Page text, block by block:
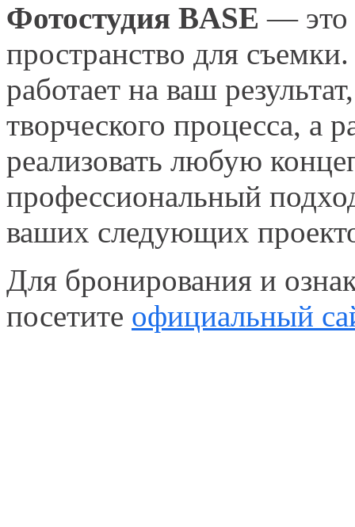
Фотостудия BASE — это
пространство для
работает на ваш
творческого процесса, а
реализовать любую
профессиональный
ваших следующих
Для бронирования и
посетите официальный